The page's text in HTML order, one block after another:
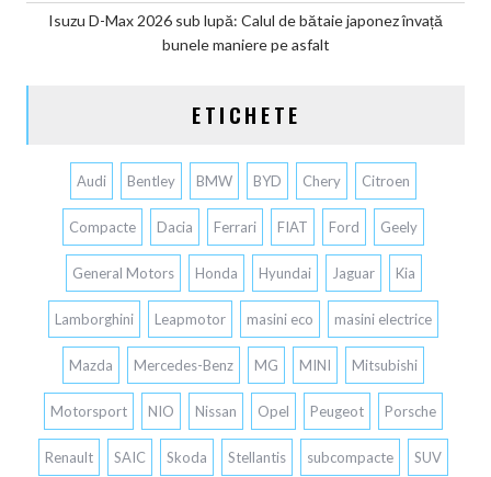
Isuzu D-Max 2026 sub lupă: Calul de bătaie japonez învață
bunele maniere pe asfalt
ETICHETE
Audi Bentley BMW BYD Chery Citroen
Compacte Dacia Ferrari FIAT Ford Geely
General Motors Honda Hyundai Jaguar Kia
Lamborghini Leapmotor masini eco masini electrice
Mazda Mercedes-Benz MG MINI Mitsubishi
Motorsport NIO Nissan Opel Peugeot Porsche
Renault SAIC Skoda Stellantis subcompacte SUV